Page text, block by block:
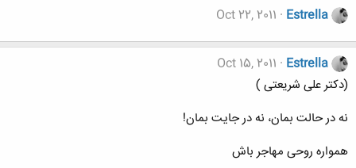
Estrella
Oct 22, 2011
Estrella
Oct 15, 2011
(دکتر علی شریعتی )
نه در حالت بمان، نه در جايت بمان!
همواره روحی مهاجر باش